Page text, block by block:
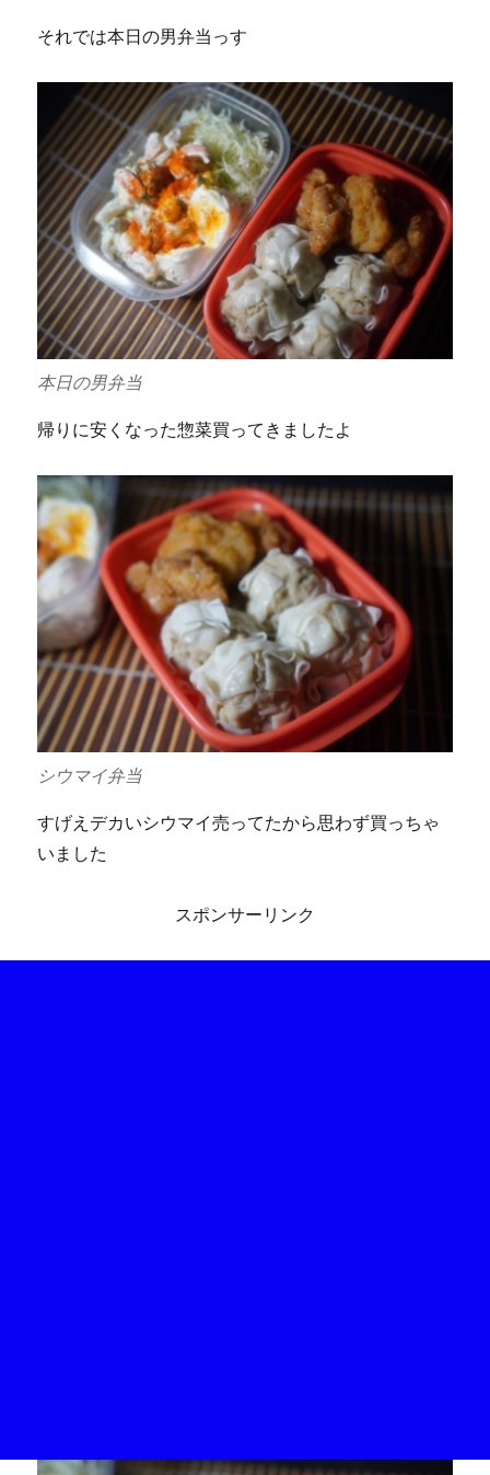
それでは本日の男弁当っす
本日の男弁当
帰りに安くなった惣菜買ってきましたよ
シウマイ弁当
すげえデカいシウマイ売ってたから思わず買っちゃ
いました
スポンサーリンク